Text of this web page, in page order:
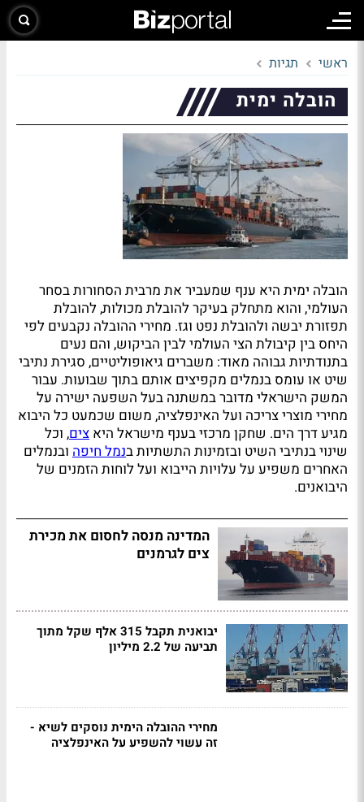
ראשי תגיות
הובלה ימית
הובלה ימית היא ענף שמעביר את מרבית הסחורות בסחר
העולמי, והוא מתחלק בעיקר להובלת מכולות, להובלת
תפזורת יבשה ולהובלת נפט וגז. מחירי ההובלה נקבעים לפי
היחס בין קיבולת הצי העולמי לבין הביקוש, והם נעים
בתנודתיות גבוהה מאוד: משברים גיאופוליטיים, סגירת נתיבי
שיט או עומס בנמלים מקפיצים אותם בתוך שבועות. עבור
המשק הישראלי מדובר במשתנה בעל השפעה ישירה על
מחירי מוצרי צריכה ועל האינפלציה, משום שכמעט כל היבוא
מגיע דרך הים. שחקן מרכזי בענף מישראל היא צים, וכל
שינוי בנתיבי השיט ובזמינות התשתיות בנמל חיפה ובנמלים
האחרים משפיע על עלויות הייבוא ועל לוחות הזמנים של
היבואנים.
המדינה מנסה לחסום את מכירת
צים לגרמנים
יבואנית תקבל 315 אלף שקל מתוך
תביעה של 2.2 מיליון
מחירי ההובלה הימית נוסקים לשיא -
זה עשוי להשפיע על האינפלציה